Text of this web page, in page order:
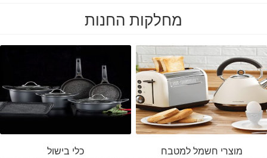
מחלקות החנות
כלי בישול מוצרי חשמל למטבח